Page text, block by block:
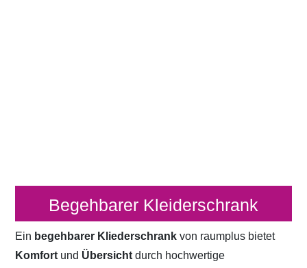
Begehbarer Kleiderschrank
Ein begehbarer Kliederschrankvon raumplus bietet
Komfort und Übersicht durch hochwertige